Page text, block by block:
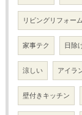
リビングリフォーム
家事テク 日除
涼しい アイラ
壁付きキッチン